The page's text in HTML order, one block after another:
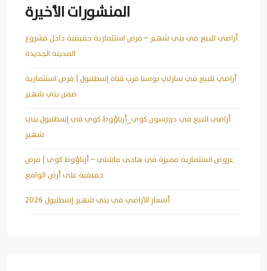
المنشورات الأخيرة
أراضي للبيع في يني شهير – فرص استثمارية حقيقية داخل مشروع
المدينة الجديدة
أراضي للبيع في سازلي بوسنا قرب قناة إسطنبول | فرص استثمارية
ضمن يني شهير
أراضي للبيع في دورسون كوي_أرناؤوط كوي في إسطنبول يني
شهير
عروض استثمارية مميزة في هاجي ماشلي – أرناؤوط كوي | فرص
حقيقية على أرض الواقع
أسعار الأراضي في يني شهير إسطنبول 2026